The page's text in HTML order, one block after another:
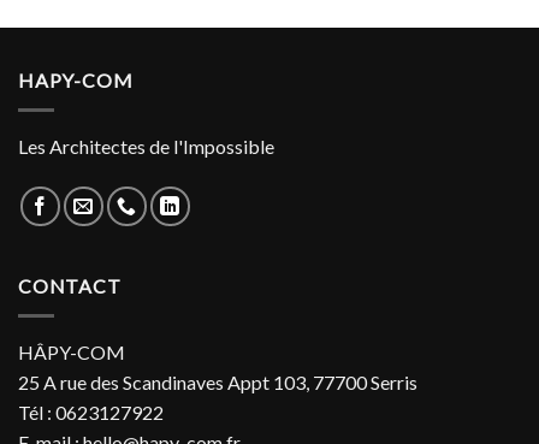
HAPY-COM
Les Architectes de l'Impossible
CONTACT
HÂPY-COM
25 A rue des Scandinaves Appt 103, 77700 Serris
Tél : 0623127922